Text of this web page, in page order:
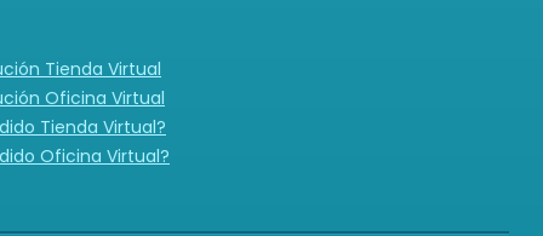
Tienda Virtual
Oficina Virtual
Tienda Virtual?
Oficina Virtual?